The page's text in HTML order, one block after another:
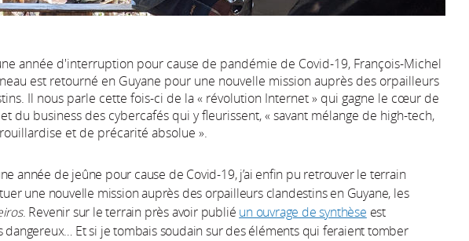
année d'interruption pour cause de pandémie de Covid-19, François-Michel
est retourné en Guyane pour une nouvelle mission auprès des orpailleurs
Il nous parle cette fois-ci de la « révolution Internet » qui gagne le cœur de
du business des cybercafés qui y fleurissent, « savant mélange de high-tech,
et de précarité absolue ».
année de jeûne pour cause de Covid-19, j’ai enfin pu retrouver le terrain
une nouvelle mission auprès des orpailleurs clandestins en Guyane, les
. Revenir sur le terrain près avoir publié un ouvrage de synthèse est
dangereux… Et si je tombais soudain sur des éléments qui feraient tomber